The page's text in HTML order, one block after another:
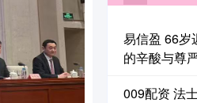
易信盈 66岁
的辛酸与尊
009配资 法